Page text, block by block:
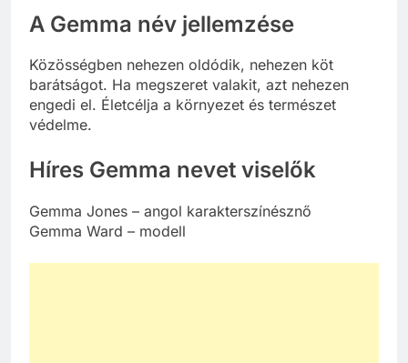
A Gemma név jellemzése
Közösségben nehezen oldódik, nehezen köt
barátságot. Ha megszeret valakit, azt nehezen
engedi el. Életcélja a környezet és természet
védelme.
Híres Gemma nevet viselők
Gemma Jones – angol karakterszínésznő
Gemma Ward – modell